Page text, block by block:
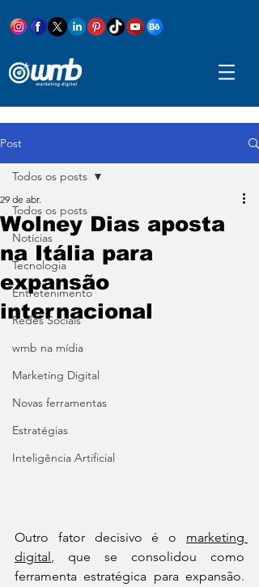
Post
Todos os posts
Notícias
Tecnologia
Entretenimento
Redes Sociais
wmb na mídia
Marketing Digital
Novas ferramentas
Estratégias
Inteligência Artificial
Todos os posts
Wolney Dias aposta
na Itália para
expansão
internacional
29 de abr.
Outro fator decisivo é o marketing
digital , que se consolidou como
ferramenta estratégica para expansão.